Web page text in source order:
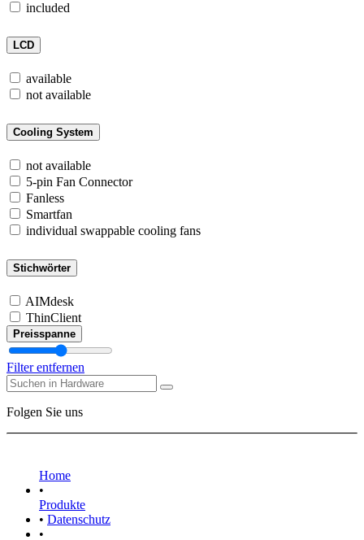
included
LCD
available
not available
Cooling System
not available
5-pin Fan Connector
Fanless
Smartfan
individual swappable cooling fans
Stichwörter
AIMdesk
ThinClient
Preisspanne
Filter entfernen
Folgen Sie uns
Home
•
Produkte
• Datenschutz
•